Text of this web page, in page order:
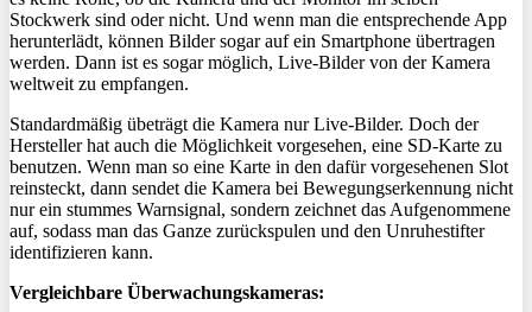
Stockwerk sind oder nicht. Und wenn man die entsprechende App
herunterlädt, können Bilder sogar auf ein Smartphone übertragen
werden. Dann ist es sogar möglich, Live-Bilder von der Kamera
weltweit zu empfangen.
Standardmäßig übeträgt die Kamera nur Live-Bilder. Doch der
Hersteller hat auch die Möglichkeit vorgesehen, eine SD-Karte zu
benutzen. Wenn man so eine Karte in den dafür vorgesehenen Slot
reinsteckt, dann sendet die Kamera bei Bewegungserkennung nicht
nur ein stummes Warnsignal, sondern zeichnet das Aufgenommene
auf, sodass man das Ganze zurückspulen und den Unruhestifter
identifizieren kann.
Vergleichbare Überwachungskameras: